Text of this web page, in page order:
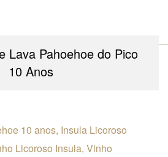
Lava Pahoehoe do Pico
10 Anos